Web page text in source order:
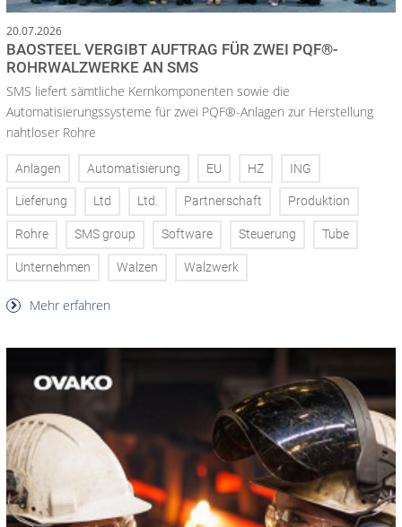
20.07.2026
BAOSTEEL VERGIBT AUFTRAG FÜR ZWEI PQF®-
ROHRWALZWERKE AN SMS
SMS liefert sämtliche Kernkomponenten sowie die
Automatisierungssysteme für zwei PQF®-Anlagen zur Herstellung
nahtloser Rohre
Anlagen Automatisierung EU HZ ING
Lieferung Ltd Ltd. Partnerschaft Produktion
Rohre SMS group Software Steuerung Tube
Unternehmen Walzen Walzwerk
Mehr erfahren